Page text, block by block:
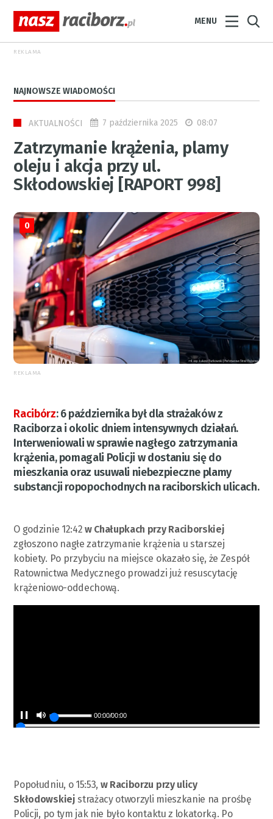
MENU
REKLAMA
NAJNOWSZE WIADOMOŚCI
AKTUALNOŚCI 7 października 2025 08:07
Zatrzymanie krążenia, plamy
oleju i akcja przy ul.
Skłodowskiej [RAPORT 998]
0
REKLAMA
Racibórz:6 października był dla strażaków z
Raciborza i okolic dniem intensywnych działań.
Interweniowali w sprawie nagłego zatrzymania
krążenia, pomagali Policji w dostaniu się do
mieszkania oraz usuwali niebezpieczne plamy
substancji ropopochodnych na raciborskich ulicach.
O godzinie 12:42 w Chałupkach przy Raciborskiej
zgłoszono nagłe zatrzymanie krążenia u starszej
kobiety. Po przybyciu na miejsce okazało się, że Zespół
Ratownictwa Medycznego prowadzi już resuscytację
krążeniowo-oddechową.
00:00/00:00
Popołudniu, o 15:53, w Raciborzu przy ulicy
Skłodowskiej strażacy otworzyli mieszkanie na prośbę
Policji, po tym jak nie było kontaktu z lokatorką. Po